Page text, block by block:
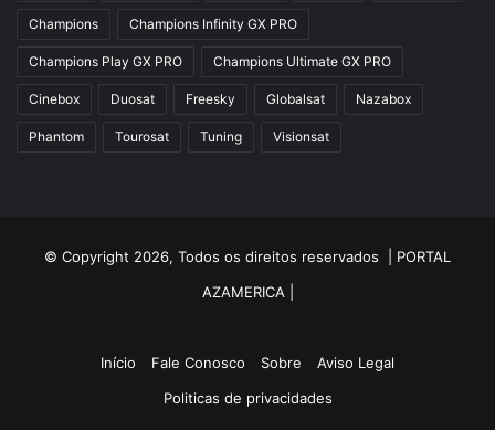
Azfox
Azgold
Azplus
Azsat
Blade B1
Champions
Champions PRO GX
Champions Super GX
Champions Champions Infinity GX PRO
Champions Play GX PRO Champions Ultimate GX PRO
Cinebox Duosat Freesky Globalsat Nazabox
Phantom Tourosat Tuning Visionsat
© Copyright 2026, Todos os direitos reservados | PORTAL
AZAMERICA|
Início Fale Conosco Sobre
Aviso Legal
Politicas de privacidades